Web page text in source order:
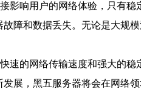
影响用户的网络体验，只有
障和数据丢失。无论是大规
速的网络传输速度和强大的
展，黑五服务器将会在网络领